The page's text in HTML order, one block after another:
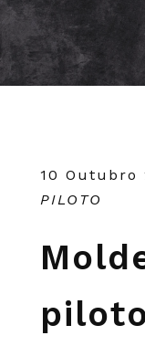
10 Outubro
PILOTO